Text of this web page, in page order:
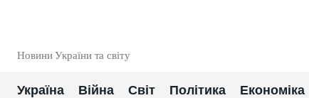
Новини України та світу
Україна Війна Світ Політика Економіка